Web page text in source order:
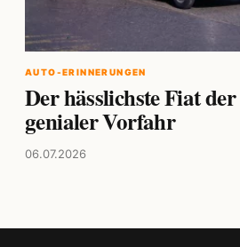
AUTO-ERINNERUNGEN
Der hässlichste Fiat
genialer Vorfahr
06.07.2026